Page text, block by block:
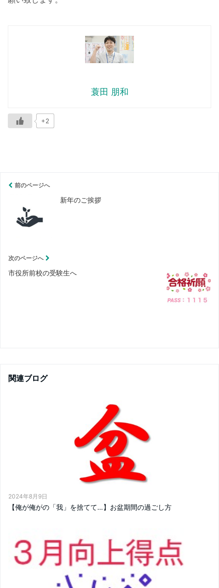
蓑田 朋和
+2
前のページへ
新年のご挨拶
次のページへ
市役所前校の受験生へ
関連ブログ
2024年8月9日
【俺が俺がの「我」を捨てて…】お盆期間の過ごし方